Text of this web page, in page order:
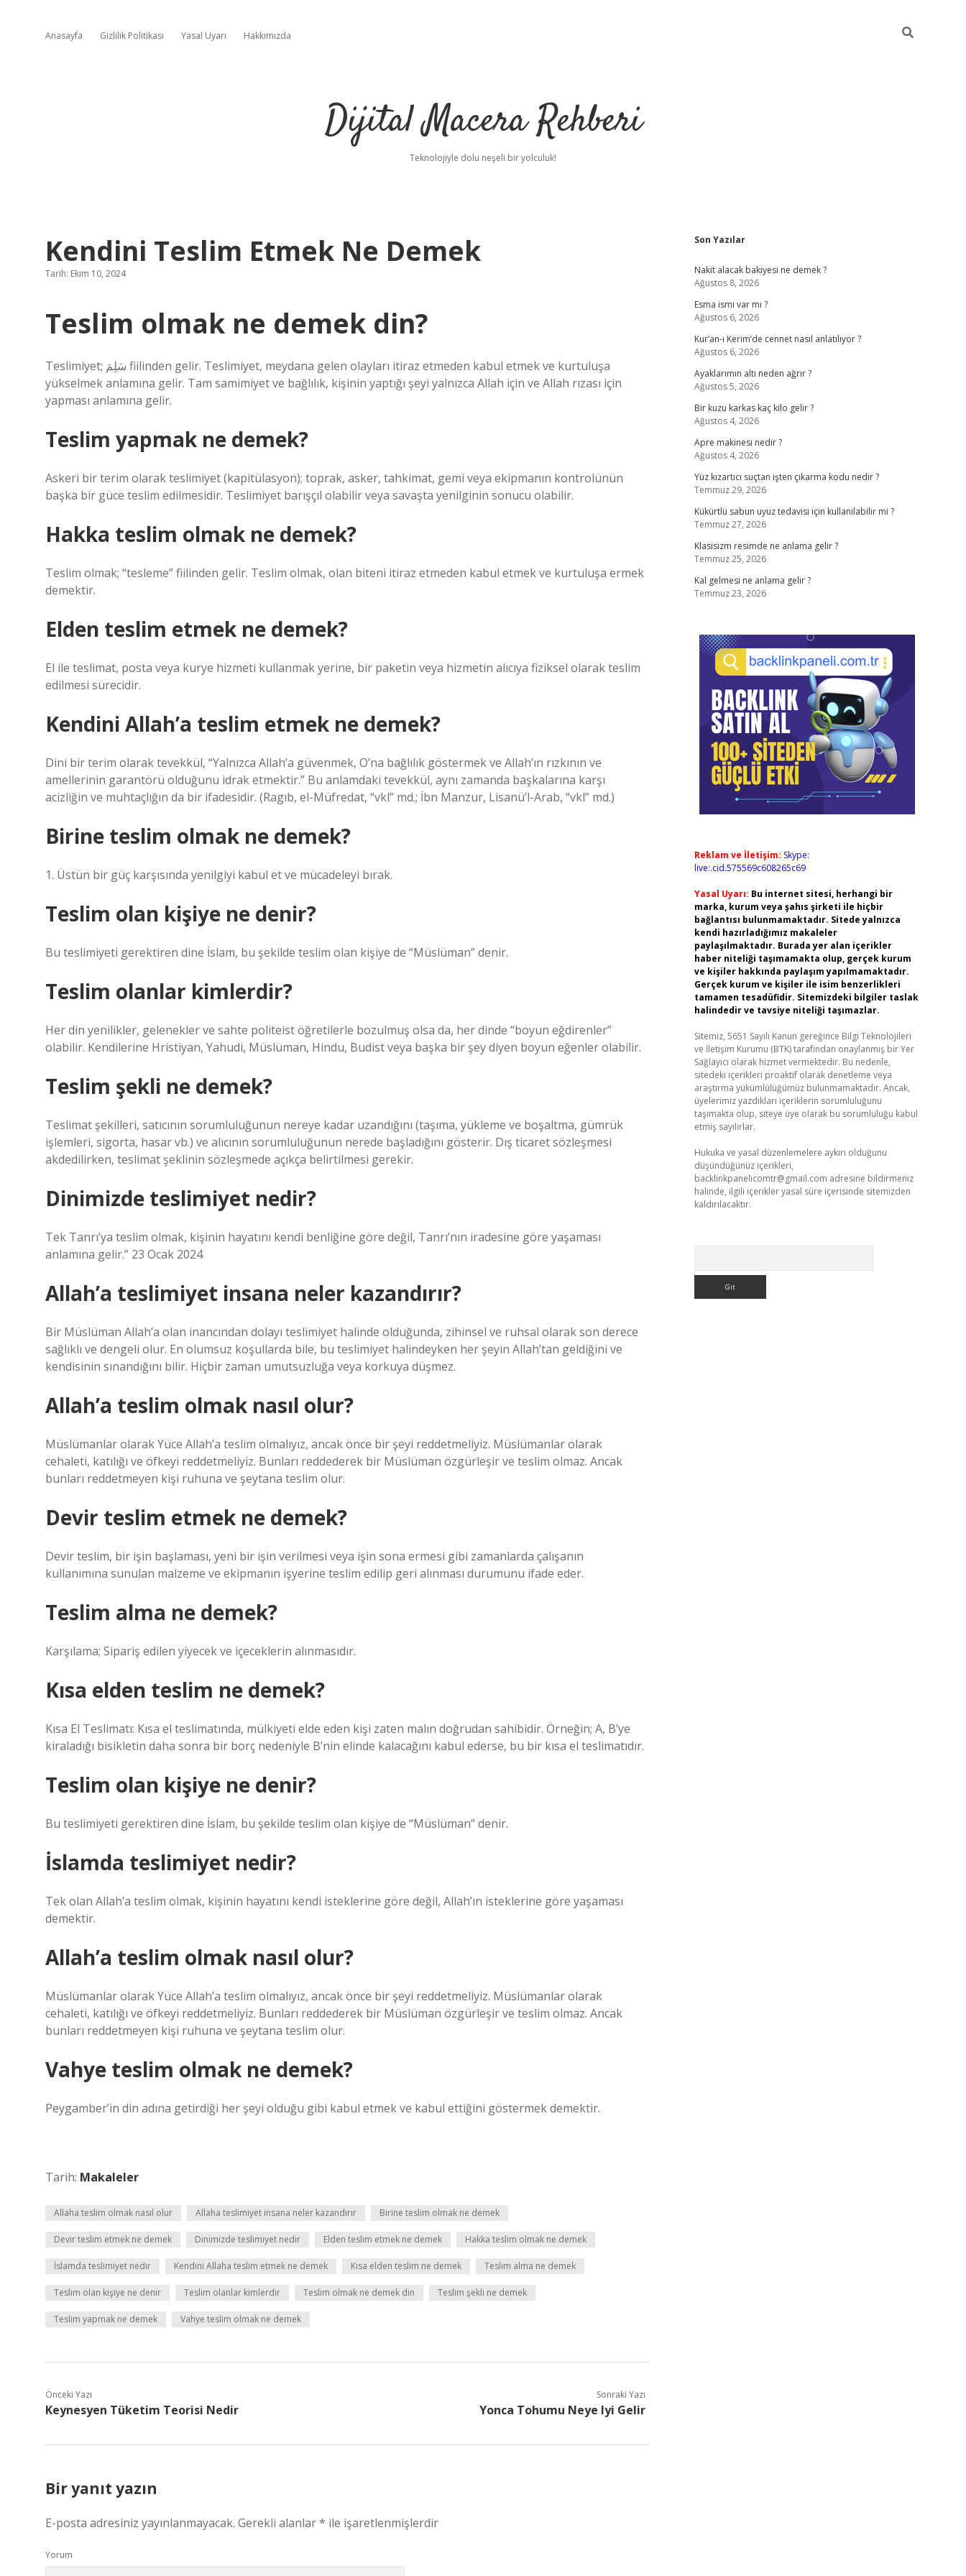
Anasayfa Gizlilik Politikası Yasal Uyarı Hakkımızda
Dijital Macera Rehberi
Teknolojiyle dolu neşeli bir yolculuk!
Kendini Teslim Etmek Ne Demek
Tarih: Ekim 10, 2024
Teslim olmak ne demek din?
Teslimiyet; سَلِمَ fiilinden gelir. Teslimiyet, meydana gelen olayları itiraz etmeden kabul etmek ve kurtuluşa
yükselmek anlamına gelir. Tam samimiyet ve bağlılık, kişinin yaptığı şeyi yalnızca Allah için ve Allah rızası için
yapması anlamına gelir.
Teslim yapmak ne demek?
Askeri bir terim olarak teslimiyet (kapitülasyon); toprak, asker, tahkimat, gemi veya ekipmanın kontrolünün
başka bir güce teslim edilmesidir. Teslimiyet barışçıl olabilir veya savaşta yenilginin sonucu olabilir.
Hakka teslim olmak ne demek?
Teslim olmak; “tesleme” fiilinden gelir. Teslim olmak, olan biteni itiraz etmeden kabul etmek ve kurtuluşa ermek
demektir.
Elden teslim etmek ne demek?
El ile teslimat, posta veya kurye hizmeti kullanmak yerine, bir paketin veya hizmetin alıcıya fiziksel olarak teslim
edilmesi sürecidir.
Kendini Allah’a teslim etmek ne demek?
Dini bir terim olarak tevekkül, “Yalnızca Allah’a güvenmek, O’na bağlılık göstermek ve Allah’ın rızkının ve
amellerinin garantörü olduğunu idrak etmektir.” Bu anlamdaki tevekkül, aynı zamanda başkalarına karşı
acizliğin ve muhtaçlığın da bir ifadesidir. (Ragıb, el-Müfredat, “vkl” md.; İbn Manzur, Lisanü’l-Arab, “vkl” md.)
Birine teslim olmak ne demek?
1. Üstün bir güç karşısında yenilgiyi kabul et ve mücadeleyi bırak.
Teslim olan kişiye ne denir?
Bu teslimiyeti gerektiren dine İslam, bu şekilde teslim olan kişiye de “Müslüman” denir.
Teslim olanlar kimlerdir?
Her din yenilikler, gelenekler ve sahte politeist öğretilerle bozulmuş olsa da, her dinde “boyun eğdirenler”
olabilir. Kendilerine Hristiyan, Yahudi, Müslüman, Hindu, Budist veya başka bir şey diyen boyun eğenler olabilir.
Teslim şekli ne demek?
Teslimat şekilleri, satıcının sorumluluğunun nereye kadar uzandığını (taşıma, yükleme ve boşaltma, gümrük
işlemleri, sigorta, hasar vb.) ve alıcının sorumluluğunun nerede başladığını gösterir. Dış ticaret sözleşmesi
akdedilirken, teslimat şeklinin sözleşmede açıkça belirtilmesi gerekir.
Dinimizde teslimiyet nedir?
Tek Tanrı’ya teslim olmak, kişinin hayatını kendi benliğine göre değil, Tanrı’nın iradesine göre yaşaması
anlamına gelir.” 23 Ocak 2024
Allah’a teslimiyet insana neler kazandırır?
Bir Müslüman Allah’a olan inancından dolayı teslimiyet halinde olduğunda, zihinsel ve ruhsal olarak son derece
sağlıklı ve dengeli olur. En olumsuz koşullarda bile, bu teslimiyet halindeyken her şeyin Allah’tan geldiğini ve
kendisinin sınandığını bilir. Hiçbir zaman umutsuzluğa veya korkuya düşmez.
Allah’a teslim olmak nasıl olur?
Müslümanlar olarak Yüce Allah’a teslim olmalıyız, ancak önce bir şeyi reddetmeliyiz. Müslümanlar olarak
cehaleti, katılığı ve öfkeyi reddetmeliyiz. Bunları reddederek bir Müslüman özgürleşir ve teslim olmaz. Ancak
bunları reddetmeyen kişi ruhuna ve şeytana teslim olur.
Devir teslim etmek ne demek?
Devir teslim, bir işin başlaması, yeni bir işin verilmesi veya işin sona ermesi gibi zamanlarda çalışanın
kullanımına sunulan malzeme ve ekipmanın işyerine teslim edilip geri alınması durumunu ifade eder.
Teslim alma ne demek?
Karşılama; Sipariş edilen yiyecek ve içeceklerin alınmasıdır.
Kısa elden teslim ne demek?
Kısa El Teslimatı: Kısa el teslimatında, mülkiyeti elde eden kişi zaten malın doğrudan sahibidir. Örneğin; A, B’ye
kiraladığı bisikletin daha sonra bir borç nedeniyle B’nin elinde kalacağını kabul ederse, bu bir kısa el teslimatıdır.
Teslim olan kişiye ne denir?
Bu teslimiyeti gerektiren dine İslam, bu şekilde teslim olan kişiye de “Müslüman” denir.
İslamda teslimiyet nedir?
Tek olan Allah’a teslim olmak, kişinin hayatını kendi isteklerine göre değil, Allah’ın isteklerine göre yaşaması
demektir.
Allah’a teslim olmak nasıl olur?
Müslümanlar olarak Yüce Allah’a teslim olmalıyız, ancak önce bir şeyi reddetmeliyiz. Müslümanlar olarak
cehaleti, katılığı ve öfkeyi reddetmeliyiz. Bunları reddederek bir Müslüman özgürleşir ve teslim olmaz. Ancak
bunları reddetmeyen kişi ruhuna ve şeytana teslim olur.
Vahye teslim olmak ne demek?
Peygamber’in din adına getirdiği her şeyi olduğu gibi kabul etmek ve kabul ettiğini göstermek demektir.
Tarih: Makaleler
Allaha teslim olmak nasıl olur Allaha teslimiyet insana neler kazandırır Birine teslim olmak ne demek
Devir teslim etmek ne demek Dinimizde teslimiyet nedir Elden teslim etmek ne demek Hakka teslim olmak ne demek
İslamda teslimiyet nedir Kendini Allaha teslim etmek ne demek Kısa elden teslim ne demek Teslim alma ne demek
Teslim olan kişiye ne denir Teslim olanlar kimlerdir Teslim olmak ne demek din Teslim şekli ne demek
Teslim yapmak ne demek Vahye teslim olmak ne demek
Önceki Yazı
Keynesyen Tüketim Teorisi Nedir
Sonraki Yazı
Yonca Tohumu Neye Iyi Gelir
Bir yanıt yazın
E-posta adresiniz yayınlanmayacak. Gerekli alanlar* ile işaretlenmişlerdir
Yorum
Sidebar
Son Yazılar
Nakit alacak bakiyesi ne demek ?
Ağustos 8, 2026
Esma ismi var mı ?
Ağustos 6, 2026
Kur’an-ı Kerim’de cennet nasıl anlatılıyor ?
Ağustos 6, 2026
Ayaklarımın altı neden ağrır ?
Ağustos 5, 2026
Bir kuzu karkas kaç kilo gelir ?
Ağustos 4, 2026
Apre makinesi nedir ?
Ağustos 4, 2026
Yüz kızartıcı suçtan işten çıkarma kodu nedir ?
Temmuz 29, 2026
Kükürtlü sabun uyuz tedavisi için kullanılabilir mi ?
Temmuz 27, 2026
Klasisizm resimde ne anlama gelir ?
Temmuz 25, 2026
Kal gelmesi ne anlama gelir ?
Temmuz 23, 2026
Reklam ve İletişim: Skype:
live:.cid.575569c608265c69
Yasal Uyarı: Bu internet sitesi, herhangi bir
marka, kurum veya şahıs şirketi ile hiçbir
bağlantısı bulunmamaktadır. Sitede yalnızca
kendi hazırladığımız makaleler
paylaşılmaktadır. Burada yer alan içerikler
haber niteliği taşımamakta olup, gerçek kurum
ve kişiler hakkında paylaşım yapılmamaktadır.
Gerçek kurum ve kişiler ile isim benzerlikleri
tamamen tesadüfidir. Sitemizdeki bilgiler taslak
halindedir ve tavsiye niteliği taşımazlar.
Sitemiz, 5651 Sayılı Kanun gereğince Bilgi Teknolojileri
ve İletişim Kurumu (BTK) tarafından onaylanmış bir Yer
Sağlayıcı olarak hizmet vermektedir. Bu nedenle,
sitedeki içerikleri proaktif olarak denetleme veya
araştırma yükümlülüğümüz bulunmamaktadır. Ancak,
üyelerimiz yazdıkları içeriklerin sorumluluğunu
taşımakta olup, siteye üye olarak bu sorumluluğu kabul
etmiş sayılırlar.
Hukuka ve yasal düzenlemelere aykırı olduğunu
düşündüğünüz içerikleri,
backlinkpanelicomtr@gmail.com adresine bildirmeniz
halinde, ilgili içerikler yasal süre içerisinde sitemizden
kaldırılacaktır.